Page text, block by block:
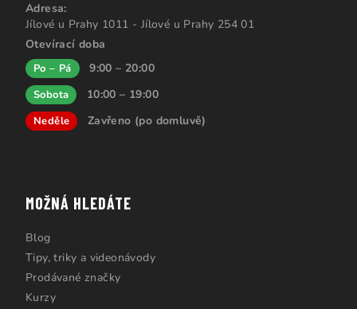
Adresa:
Jílové u Prahy 1011 - Jílové u Prahy 254 01
Otevírací doba
Po – Pá 9:00 – 20:00
Sobota 10:00 – 19:00
Neděle Zavřeno (po domluvě)
MOŽNÁ HLEDÁTE
Blog
Tipy, triky a videonávody
Prodávané značky
Kurzy